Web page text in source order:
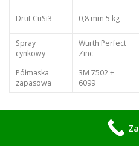
Drut CuSi3 0,8 mm 5 kg
Spray
cynkowy
Wurth Perfect
Zinc
Półmaska
zapasowa
3M 7502 +
6099
ROI: Unikasz 3 dni L4/miesiąc = 1500